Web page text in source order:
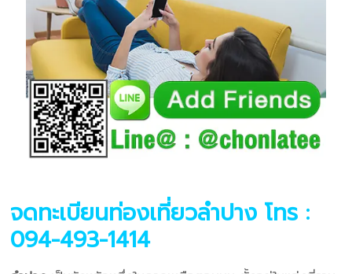
จดทะเบียนท่องเที่ยวลำปางโทร :
094-493-1414